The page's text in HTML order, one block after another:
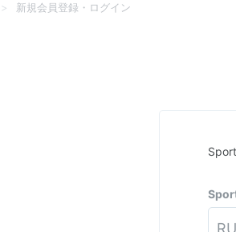
新規会員登録・ログイン